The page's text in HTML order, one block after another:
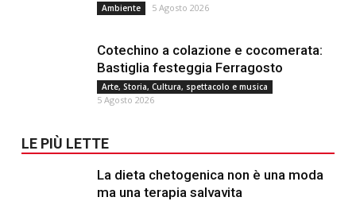
Ambiente 5 Agosto 2026
Cotechino a colazione e cocomerata:
Bastiglia festeggia Ferragosto
Arte, Storia, Cultura, spettacolo e musica
5 Agosto 2026
LE PIÙ LETTE
La dieta chetogenica non è una moda
ma una terapia salvavita